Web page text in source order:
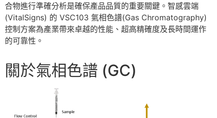
合物進行準確分析是確保產品品質的重要關鍵。智感雲端
(VitalSigns) 的 VSC103 氣相色譜(Gas Chromatography)
控制方案為產業帶來卓越的性能、超高精確度及長時間運作
的可靠性。
關於氣相色譜 (GC)